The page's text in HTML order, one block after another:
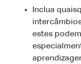
Inclua
estes